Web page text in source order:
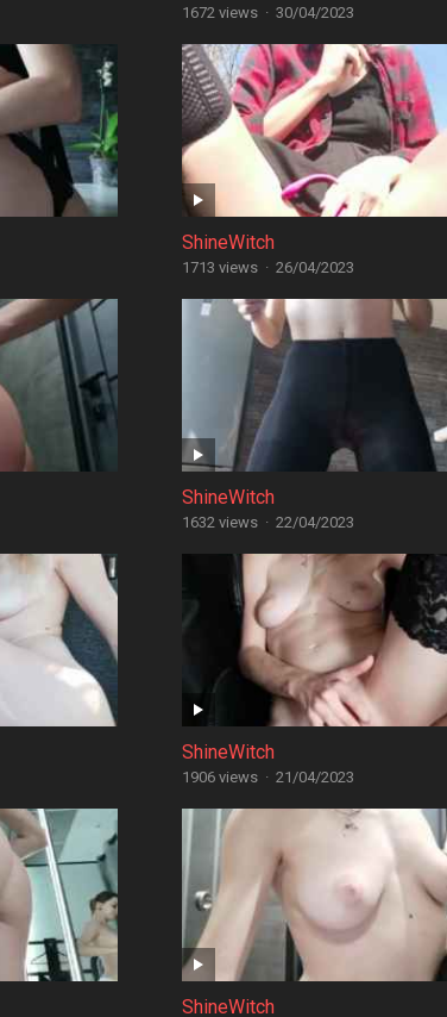
1672 views · 30/04/2023
ShineWitch
1713 views · 26/04/2023
ShineWitch
1632 views · 22/04/2023
ShineWitch
1906 views · 21/04/2023
ShineWitch